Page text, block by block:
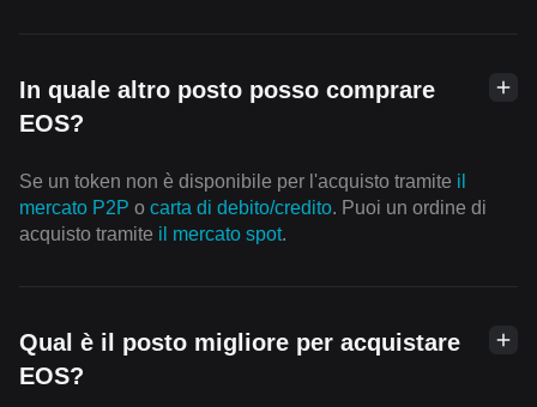
In quale altro posto posso comprare
EOS?
Se un token non è disponibile per l'acquisto tramite il
mercato P2P o carta di debito/credito. Puoi un ordine di
acquisto tramite il mercato spot.
Qual è il posto migliore per acquistare
EOS?